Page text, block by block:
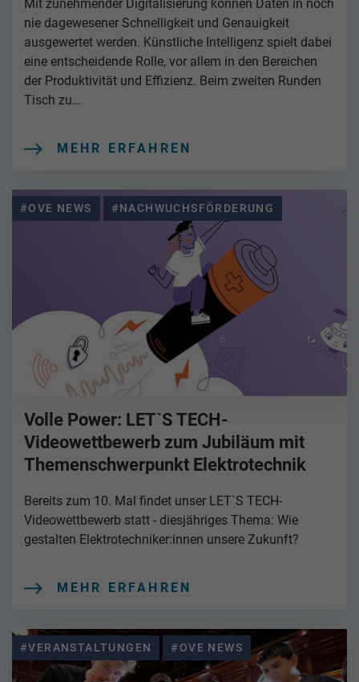
Mit zunehmender Digitalisierung können Daten in noch
nie dagewesener Schnelligkeit und Genauigkeit
ausgewertet werden. Künstliche Intelligenz spielt dabei
eine entscheidende Rolle, vor allem in den Bereichen
der Produktivität und Effizienz. Beim zweiten Runden
Tisch zu…
MEHR ERFAHREN
#OVE NEWS #NACHWUCHSFÖRDERUNG
Volle Power: LET`S TECH-
Videowettbewerb zum Jubiläum mit
Themenschwerpunkt Elektrotechnik
Bereits zum 10. Mal findet unser LET`S TECH-
Videowettbewerb statt - diesjähriges Thema: Wie
gestalten Elektrotechniker:innen unsere Zukunft?
MEHR ERFAHREN
#VERANSTALTUNGEN #OVE NEWS